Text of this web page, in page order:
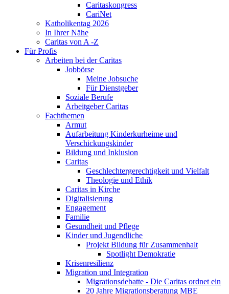
Caritaskongress
CariNet
Katholikentag 2026
In Ihrer Nähe
Caritas von A -Z
Für Profis
Arbeiten bei der Caritas
Jobbörse
Meine Jobsuche
Für Dienstgeber
Soziale Berufe
Arbeitgeber Caritas
Fachthemen
Armut
Aufarbeitung Kinderkurheime und
Verschickungskinder
Bildung und Inklusion
Caritas
Geschlechtergerechtigkeit und Vielfalt
Theologie und Ethik
Caritas in Kirche
Digitalisierung
Engagement
Familie
Gesundheit und Pflege
Kinder und Jugendliche
Projekt Bildung für Zusammenhalt
Spotlight Demokratie
Krisenresilienz
Migration und Integration
Migrationsdebatte - Die Caritas ordnet ein
20 Jahre Migrationsberatung MBE